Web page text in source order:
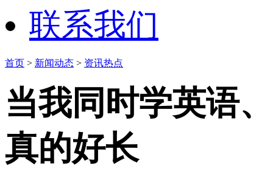
联系我们
首页 > 新闻动态 > 资讯热点
当我同时学英语
真的好长